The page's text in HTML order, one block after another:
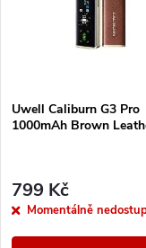
Uwell Caliburn G3 Pro
1000mAh Brown
799 Kč
Momentálně